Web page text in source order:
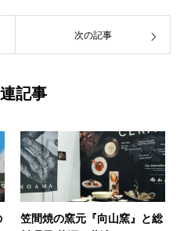
次の記事
記事
笠間焼の窯元『向山窯』と総